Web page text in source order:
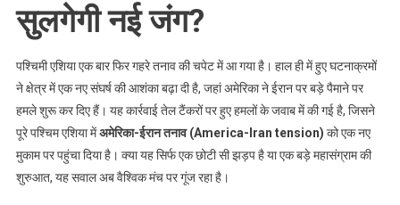
सुलगेगी नई जंग?
पश्चिमी एशिया एक बार फिर गहरे तनाव की चपेट में आ गया है। हाल ही में हुए घटनाक्रमों
ने क्षेत्र में एक नए संघर्ष की आशंका बढ़ा दी है, जहां अमेरिका ने ईरान पर बड़े पैमाने पर
हमले शुरू कर दिए हैं। यह कार्रवाई तेल टैंकरों पर हुए हमलों के जवाब में की गई है, जिसने
पूरे पश्चिम एशिया मेंअमेरिका-ईरान तनाव (America-Iran tension) को एक नए
मुकाम पर पहुंचा दिया है। क्या यह सिर्फ एक छोटी सी झड़प है या एक बड़े महासंग्राम की
शुरुआत, यह सवाल अब वैश्विक मंच पर गूंज रहा है।